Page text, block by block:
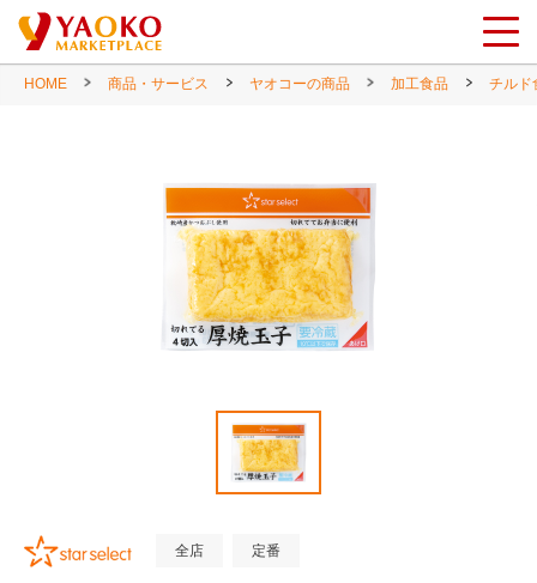
HOME 商品・サービス ヤオコーの商品 加工食品 チルド
全店 定番